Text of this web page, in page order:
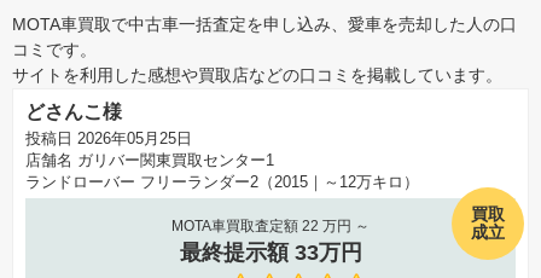
MOTA車買取で中古車一括査定を申し込み、愛車を売却した人の口
コミです。
サイトを利用した感想や買取店などの口コミを掲載しています。
どさんこ様
投稿日 2026年05月25日
店舗名 ガリバー関東買取センター1
ランドローバー フリーランダー2（2015｜～12万キロ）
買取
成立
MOTA車買取査定額 22 万円 ～
最終提示額 33万円